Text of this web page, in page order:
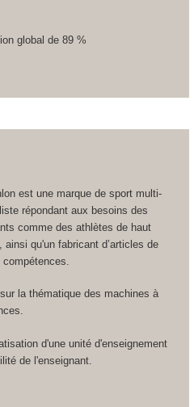
global de 89 %
est une marque de sport multi-
répondant aux besoins des
comme des athlètes de haut
ainsi qu'un fabricant d’articles de
la thématique des machines à
d'une unité d'enseignement
de l'enseignant.